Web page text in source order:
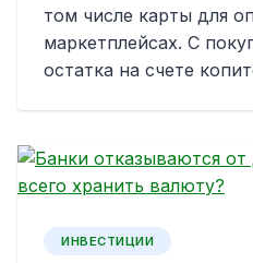
том числе карты для
маркетплейсах. С
остатка на счете
ИНВЕСТИЦИИ